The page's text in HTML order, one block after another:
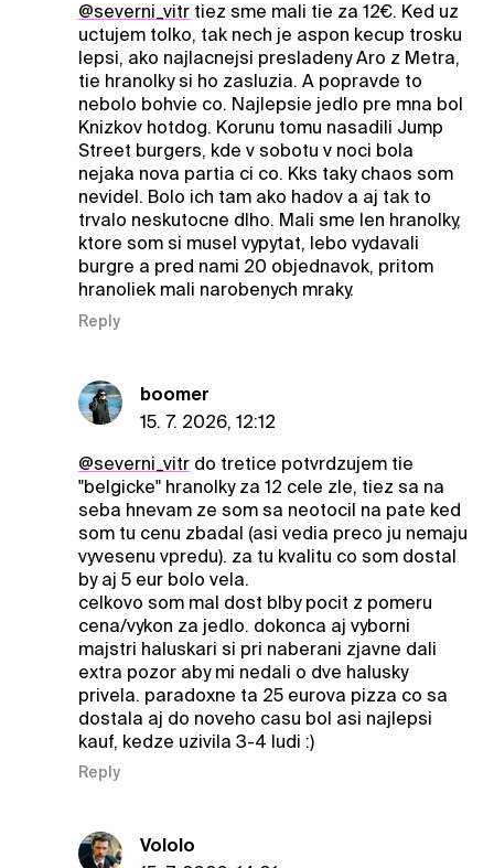
@severni_vitrtiez sme mali tie za 12€. Ked uz
uctujem tolko, tak nech je aspon kecup trosku
lepsi, ako najlacnejsi presladeny Aro z Metra,
tie hranolky si ho zasluzia. A popravde to
nebolo bohvie co. Najlepsie jedlo pre mna bol
Knizkov hotdog. Korunu tomu nasadili Jump
Street burgers, kde v sobotu v noci bola
nejaka nova partia ci co. Kks taky chaos som
nevidel. Bolo ich tam ako hadov a aj tak to
trvalo neskutocne dlho. Mali sme len hranolky,
ktore som si musel vypytat, lebo vydavali
burgre a pred nami 20 objednavok, pritom
hranoliek mali narobenych mraky.
Reply
boomer
15. 7. 2026, 12:12
@severni_vitrdo tretice potvrdzujem tie
"belgicke" hranolky za 12 cele zle, tiez sa na
seba hnevam ze som sa neotocil na pate ked
som tu cenu zbadal (asi vedia preco ju nemaju
vyvesenu vpredu). za tu kvalitu co som dostal
by aj 5 eur bolo vela.
celkovo som mal dost blby pocit z pomeru
cena/vykon za jedlo. dokonca aj vyborni
majstri haluskari si pri naberani zjavne dali
extra pozor aby mi nedali o dve halusky
privela. paradoxne ta 25 eurova pizza co sa
dostala aj do noveho casu bol asi najlepsi
kauf, kedze uzivila 3-4 ludi :)
Reply
Vololo